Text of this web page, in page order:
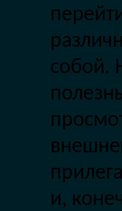
собой.
и,